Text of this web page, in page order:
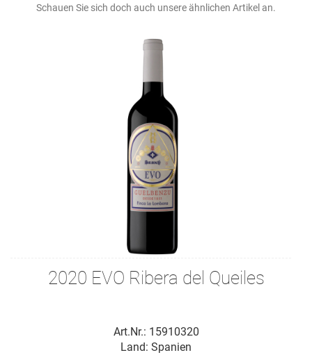
Schauen Sie sich doch auch unsere ähnlichen Artikel an.
2020 EVO Ribera del Queiles
Art.Nr.: 15910320
Land: Spanien